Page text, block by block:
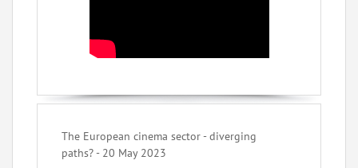
The European cinema sector - diverging
paths? - 20 May 2023